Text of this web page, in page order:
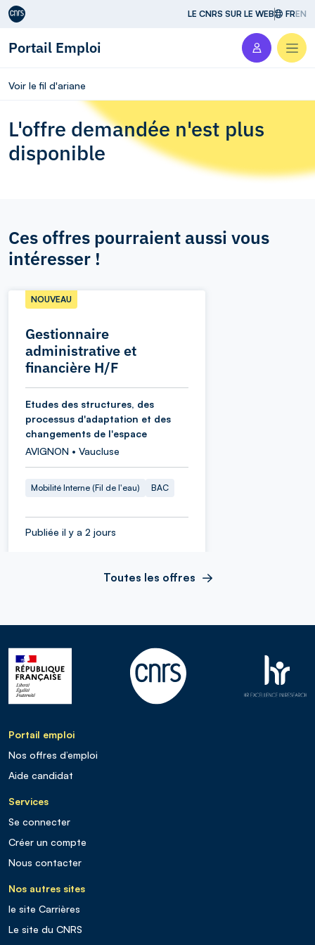
Aller au contenu LE CNRS SUR LE WEB FREN
Portail Emploi
Voir le fil d'ariane
L'offre demandée n'est plus
disponible
Ces offres pourraient aussi vous
intéresser !
Gestionnaire
administrative et
financière H/F
NOUVEAU
Etudes des structures, des
processus d'adaptation et des
changements de l'espace
AVIGNON • Vaucluse
Mobilité Interne (Fil de l'eau) BAC
Publiée il y a 2 jours
Toutes les offres
Portail emploi
Nos offres d’emploi
Aide candidat
Services
Se connecter
Créer un compte
Nous contacter
Nos autres sites
le site Carrières
Le site du CNRS